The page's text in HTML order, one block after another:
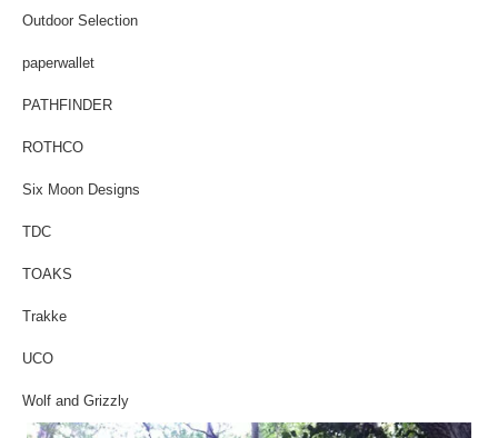
Outdoor Selection
paperwallet
PATHFINDER
ROTHCO
Six Moon Designs
TDC
TOAKS
Trakke
UCO
Wolf and Grizzly